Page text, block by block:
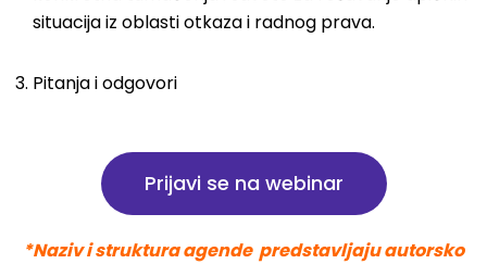
situacija iz oblasti otkaza i radnog prava.
Pitanja i odgovori
Prijavi se na webinar
*Naziv i struktura agende predstavljaju autorsko